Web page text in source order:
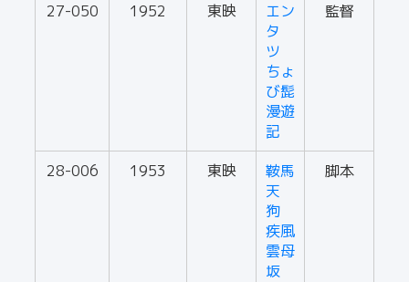
27-050 1952 東映
エン
タ
ツ
ちょ
び髭
漫遊
記
監督
28-006 1953 東映
鞍馬
天
狗
疾風
雲母
坂
脚本